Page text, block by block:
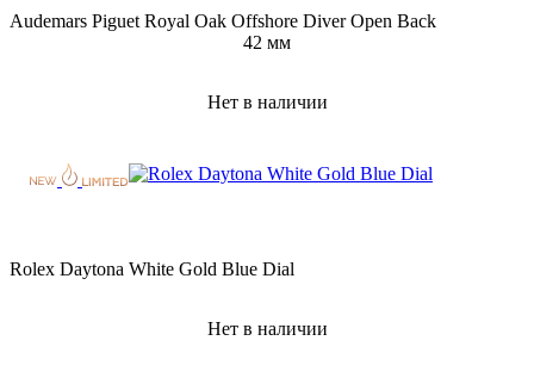
Audemars Piguet Royal Oak Offshore Diver Open Back
42 мм
Нет в наличии
Rolex Daytona White Gold Blue Dial
Нет в наличии